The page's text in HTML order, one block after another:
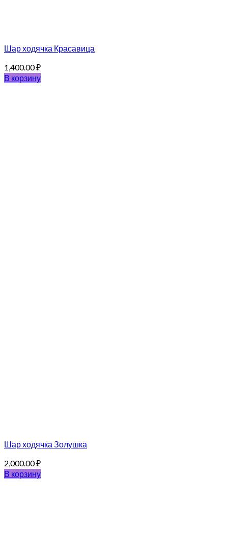
Шар ходячка Красавица
1,400.00₽
В корзину
Шар ходячка Золушка
2,000.00₽
В корзину